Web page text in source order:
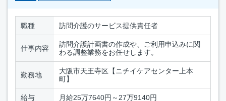
職種 訪問介護のサービス提供責任者
仕事内容
訪問介護計画書の作成や、ご利用申込みに関
わる調整業務をお任せします。
勤務地
大阪市天王寺区【ニチイケアセンター上本
町】
給与 月給25万7640円～27万9140円